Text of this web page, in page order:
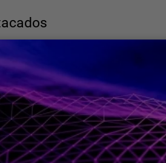
distingu…
cuestión de
talento. Sigue leyendo
los servicios MDR
carencias operativas